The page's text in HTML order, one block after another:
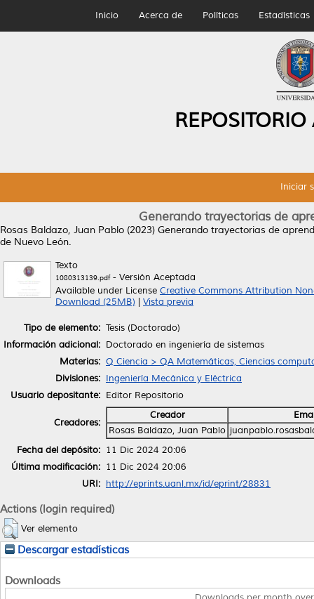
Inicio Acerca de Políticas Estadísticas
Iniciar
Generando trayectorias de
Rosas Baldazo, Juan Pablo (2023) Generando trayectorias de
de Nuevo León.
Texto
1080313139.pdf- Versión Aceptada
Available under License Creative Commons Attribution
Download (25MB)
Vista previa
Tipo de elemento: Tesis (Doctorado)
Información adicional: Doctorado en ingeniería de sistemas
Materias: Q Ciencia > QA Matemáticas, Ciencias
Divisiones: Ingeniería Mecánica y Eléctrica
Usuario depositante: Editor Repositorio
Creadores:
Creador
Rosas Baldazo, Juan Pablo
Fecha del depósito: 11 Dic 2024 20:06
Última modificación: 11 Dic 2024 20:06
URI: http://eprints.uanl.mx/id/eprint/28831
Actions (login required)
Ver elemento
Descargar estadísticas
Downloads